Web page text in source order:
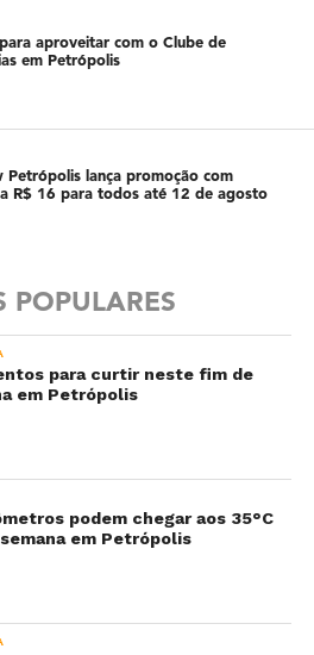
aproveitar com o Clube de
em Petrópolis
Petrópolis lança promoção com
R$ 16 para todos até 12 de agosto
POPULARES
para curtir neste fim de
em Petrópolis
podem chegar aos 35°C
em Petrópolis